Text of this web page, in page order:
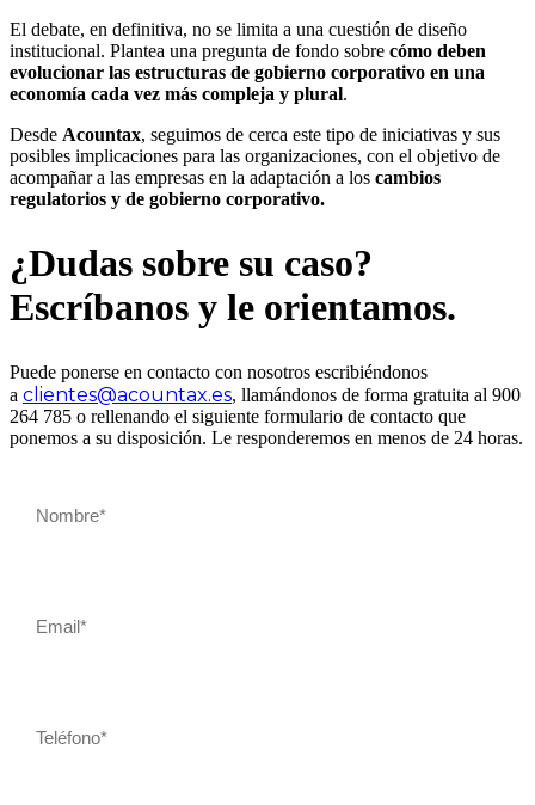
El debate, en definitiva, no se limita a una cuestión de diseño
institucional. Plantea una pregunta de fondo sobre cómo deben
evolucionar las estructuras de gobierno corporativo en una
economía cada vez más compleja y plural.
Desde Acountax, seguimos de cerca este tipo de iniciativas y sus
posibles implicaciones para las organizaciones, con el objetivo de
acompañar a las empresas en la adaptación a los cambios
regulatorios y de gobierno corporativo.
¿Dudas sobre su caso?
Escríbanos y le orientamos.
Puede ponerse en contacto con nosotros escribiéndonos
a clientes@acountax.es, llamándonos de forma gratuita al 900
264 785 o rellenando el siguiente formulario de contacto que
ponemos a su disposición. Le responderemos en menos de 24 horas.